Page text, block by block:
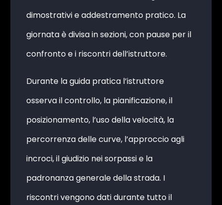
dimostrativi e addestramento pratico. La
giornata è divisa in sezioni, con pause per il
confronto e i riscontri dell’istruttore.
Durante la guida pratica l’istruttore
osserva il controllo, la pianificazione, il
posizionamento, l’uso della velocità, la
percorrenza delle curve, l’approccio agli
incroci, il giudizio nei sorpassi e la
padronanza generale della strada. I
riscontri vengono dati durante tutto il